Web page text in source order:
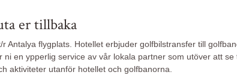
er tillbaka
Antalya flygplats. Hotellet erbjuder golfbilstransfer till
ni en ypperlig service av vår lokala partner som utöver att
aktiviteter utanför hotellet och golfbanorna.